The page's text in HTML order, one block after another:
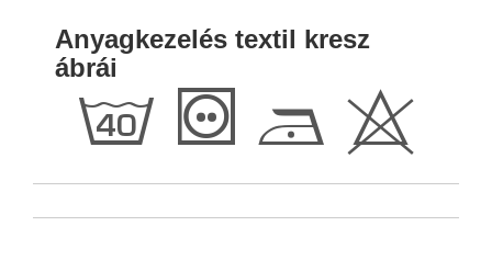
Anyagkezelés textil kresz
ábrái
h T D H